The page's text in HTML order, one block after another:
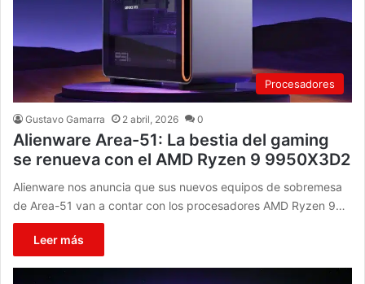
Procesadores
Gustavo Gamarra 2 abril, 2026 0
Alienware Area-51: La bestia del gaming
se renueva con el AMD Ryzen 9 9950X3D2
Alienware nos anuncia que sus nuevos equipos de sobremesa
de Area-51 van a contar con los procesadores AMD Ryzen 9…
Leer más